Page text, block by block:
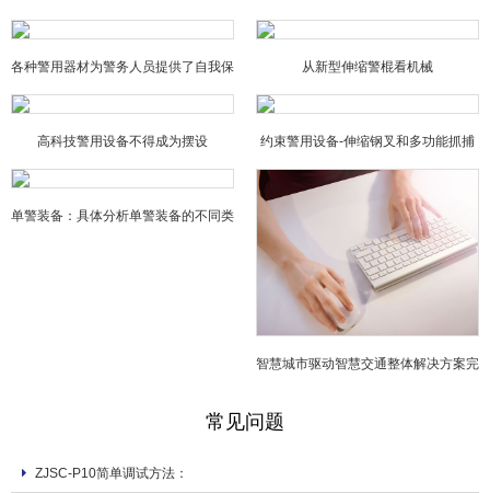
各种警用器材为警务人员提供了自我保
障
从新型伸缩警棍看机械
高科技警用设备不得成为摆设 约束警用设备-伸缩钢叉和多功能抓捕
器的特点
单警装备：具体分析单警装备的不同类
智慧城市驱动智慧交通整体解决方案完
常见问题
ZJSC-P10简单调试方法：